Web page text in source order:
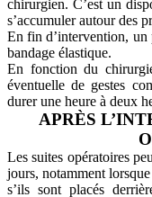
chirurgien. C’est un
s’accumuler autour des
En fin d’intervention, un
bandage élastique.
En fonction du
éventuelle de gestes
durer une heure à deux
APRÈS
Les suites opératoires
jours, notamment
s’ils sont placés